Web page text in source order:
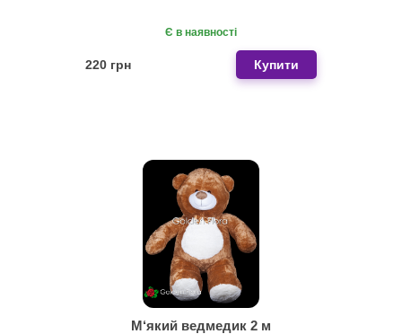
Є в наявності
220 грн Купити
М‘який ведмедик 2 м